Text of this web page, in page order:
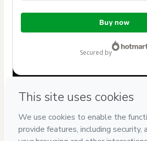
Total
Buy now
secured by
If you need to submit a request to our
provide the code below:
CKTID-U84553822Ewo6ym4no1-